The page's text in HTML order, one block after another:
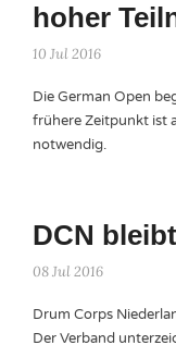
hoher
10 Jul 2016
Die German Open
frühere Zeitpunkt ist
notwendig.
DCN
08 Jul 2016
Drum Corps
Der Verband